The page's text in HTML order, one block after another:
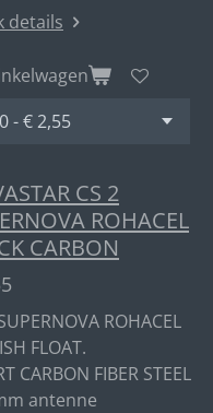
details
CS 2
ROHACEL
CARBON
ROHACEL
FLOAT.
CARBON FIBER STEEL
antenne